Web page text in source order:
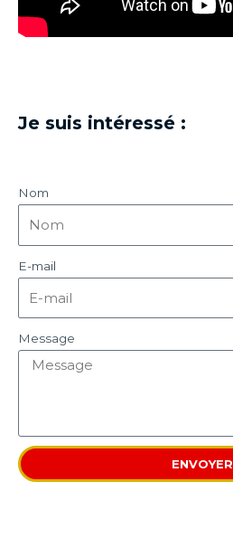
Je suis intéressé :
Nom
E-mail
Message
ENVOYER